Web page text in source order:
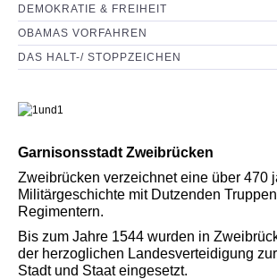
DEMOKRATIE & FREIHEIT
OBAMAS VORFAHREN
DAS HALT-/ STOPPZEICHEN
Garnisonsstadt Zweibrücken
Zweibrücken verzeichnet eine über 470
Militärgeschichte mit Dutzenden
Regimentern.
Bis zum Jahre 1544 wurden in
der herzoglichen Landesverteidigung
Stadt und Staat eingesetzt.